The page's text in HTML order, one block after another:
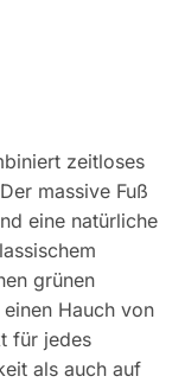
zeitloses
massive Fuß
eine natürliche
grünen
Hauch von
für jedes
als auch auf